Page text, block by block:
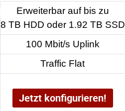
Erweiterbar auf bis zu
8 TB HDD oder 1.92 TB SSD
100 Mbit/s Uplink
Traffic Flat
Jetzt konfigurieren!